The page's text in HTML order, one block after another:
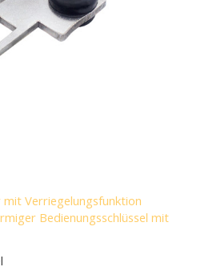
Verriegelungsfunktion
Bedienungsschlüssel mit